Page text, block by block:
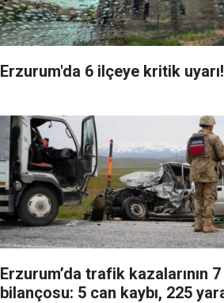
Erzurum'da 6 ilçeye kritik
Erzurum’da trafik kazalarının 7
bilançosu: 5 can kaybı, 225